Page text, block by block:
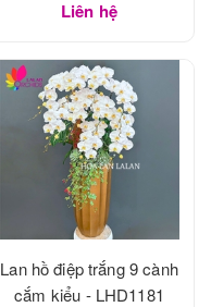
Liên hệ
Lan hồ điệp trắng 9 cành
cắm kiểu - LHD1181